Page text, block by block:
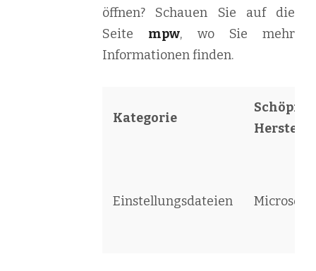
öffnen? Schauen Sie auf die
Seite mpw, wo Sie mehr
Informationen finden.
Kategorie
Schöpfer
Einstellungsdateien Microsoft